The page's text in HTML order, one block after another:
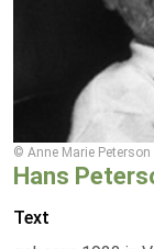
© Anne Marie Peterson
Hans
Text